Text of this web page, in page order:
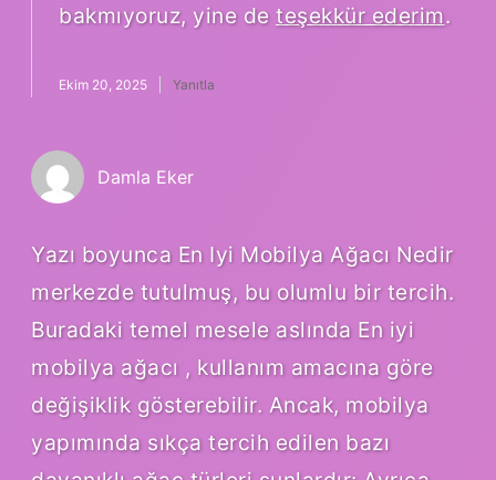
bakmıyoruz, yine de teşekkür ederim.
Ekim 20, 2025 Yanıtla
Damla Eker
Yazı boyunca En Iyi Mobilya Ağacı Nedir
merkezde tutulmuş, bu olumlu bir tercih.
Buradaki temel mesele aslında En iyi
mobilya ağacı , kullanım amacına göre
değişiklik gösterebilir. Ancak, mobilya
yapımında sıkça tercih edilen bazı